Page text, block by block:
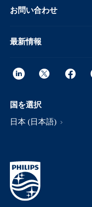
お問い合わせ
最新情報
国を選択
日本 (日本語)